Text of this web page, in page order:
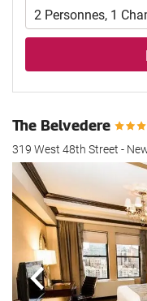
2 Personnes, 1
The Belvedere
319 West 48th Street -
Précédent